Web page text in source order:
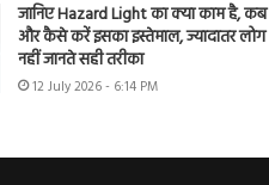
जानिए Hazard Light का क्या काम है, कब
और कैसे करें इसका इस्तेमाल, ज्यादातर लोग
नहीं जानते सही तरीका
12 July 2026 - 6:14 PM